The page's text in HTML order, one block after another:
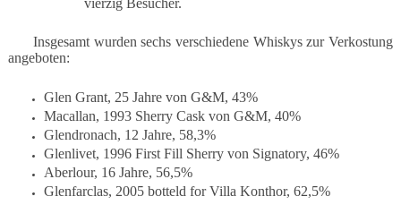
vierzig Besucher.
Insgesamt wurden sechs verschiedene Whiskys zur Verkostung
angeboten:
Glen Grant, 25 Jahre von G&M, 43%
Macallan, 1993 Sherry Cask von G&M, 40%
Glendronach, 12 Jahre, 58,3%
Glenlivet, 1996 First Fill Sherry von Signatory, 46%
Aberlour, 16 Jahre, 56,5%
Glenfarclas, 2005 botteld for Villa Konthor, 62,5%